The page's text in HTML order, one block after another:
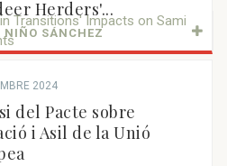
Herders'...
NIÑO SÁNCHEZ
2024
del Pacte sobre
i Asil de la Unió